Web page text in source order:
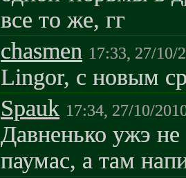
все то же, гг
chasmen 17:33, 27/10/
Lingor, с новым
Spauk 17:34, 27/10/
Давненько ужэ
паумас, а там